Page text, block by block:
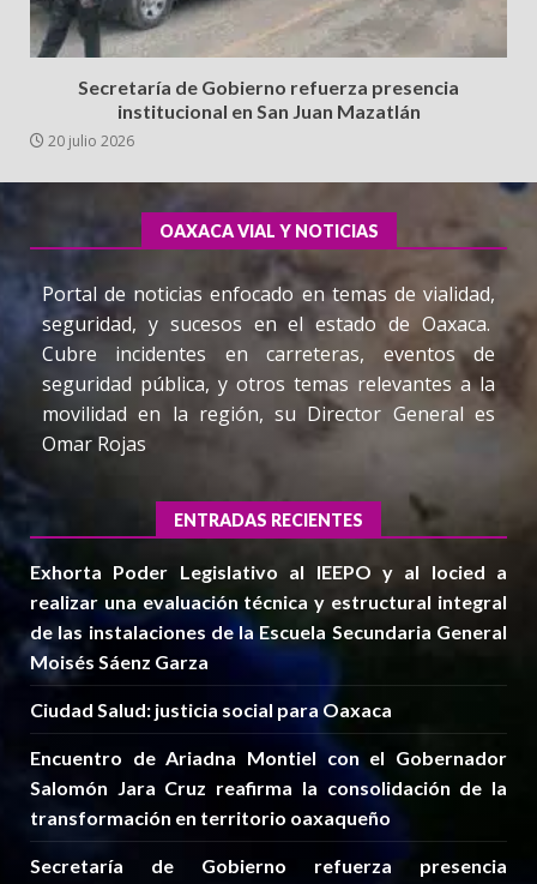
Secretaría de Gobierno refuerza presencia
institucional en San Juan Mazatlán
20 julio 2026
OAXACA VIAL Y NOTICIAS
Portal de noticias enfocado en temas de vialidad,
seguridad, y sucesos en el estado de Oaxaca.
Cubre incidentes en carreteras, eventos de
seguridad pública, y otros temas relevantes a la
movilidad en la región, su Director General es
Omar Rojas
ENTRADAS RECIENTES
Exhorta Poder Legislativo al IEEPO y al Iocied a
realizar una evaluación técnica y estructural integral
de las instalaciones de la Escuela Secundaria General
Moisés Sáenz Garza
Ciudad Salud: justicia social para Oaxaca
Encuentro de Ariadna Montiel con el Gobernador
Salomón Jara Cruz reafirma la consolidación de la
transformación en territorio oaxaqueño
Secretaría de Gobierno refuerza presencia